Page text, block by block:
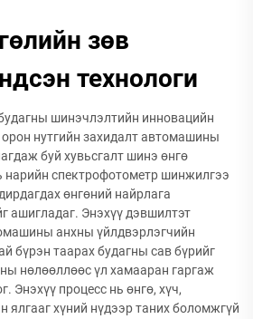
зөв
технологи
шинэчлэлтийн инновацийн
орон нутгийн захидалт автомашины
буй хувьсгалт шинэ өнгө
нарийн спектрофотометр шинжилгээ
өнгөний найрлага
ашигладаг. Энэхүү дэвшилтэт
анхны үйлдвэрлэгчийн
бүрэн таарах будагны сав бүрийг
нөлөөллөөс үл хамааран гаргаж
Энэхүү процесс нь өнгө, хүч,
ялгааг хүний нүдээр таних боломжгүй